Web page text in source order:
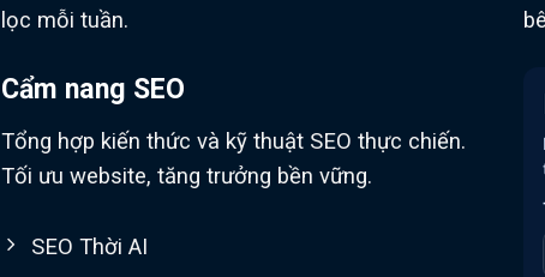
lọc mỗi tuần.
Cẩm nang SEO
Tổng hợp kiến thức và kỹ thuật SEO thực chiến.
Tối ưu website, tăng trưởng bền vững.
SEO Thời AI